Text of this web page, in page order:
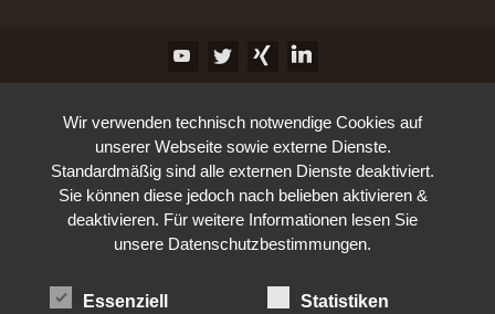
Wir verwenden technisch notwendige Cookies auf
unserer Webseite sowie externe Dienste.
Standardmäßig sind alle externen Dienste deaktiviert.
Sie können diese jedoch nach belieben aktivieren &
deaktivieren. Für weitere Informationen lesen Sie
unsere Datenschutzbestimmungen.
Essenziell Statistiken